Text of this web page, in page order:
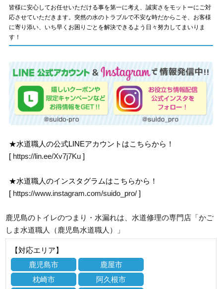
皆様に安心してお任せいただける事を第一に考え、誠実さをモットーにご対
応させていただきます。突然の水のトラブルで不安な時だからこそ、お客様
に寄り添い、いち早くお困りごとを解決できるよう日々努力してまいりま
す！
★水道職人の公式LINEアカウントはこちらから！
[ https://lin.ee/Xv7j7Ku ]
★水道職人のインスタグラムはこちらから！
[ https://www.instagram.com/suido_pro/ ]
鹿児島のトイレのつまり・水漏れは、水道修理の専門店「かご
しま水道職人（鹿児島水道職人）」
【対応エリア】
鹿児島市
鹿屋市
枕崎市
阿久根市